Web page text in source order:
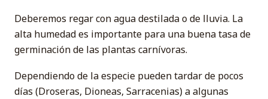
Deberemos regar con agua destilada o de lluvia. La
alta humedad es importante para una buena tasa de
germinación de las plantas carnívoras.
Dependiendo de la especie pueden tardar de pocos
días (Droseras, Dioneas, Sarracenias) a algunas